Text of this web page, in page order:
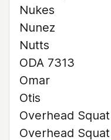
Nukes
Nunez
Nutts
ODA 7313
Omar
Otis
Overhead Squat
Overhead